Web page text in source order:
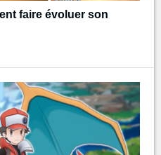
faire évoluer son